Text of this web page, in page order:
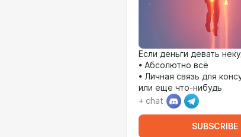
Если деньги девать
• Абсолютно всё
• Личная связь для
или еще что-нибудь
+ chat
SUBSCRIBE